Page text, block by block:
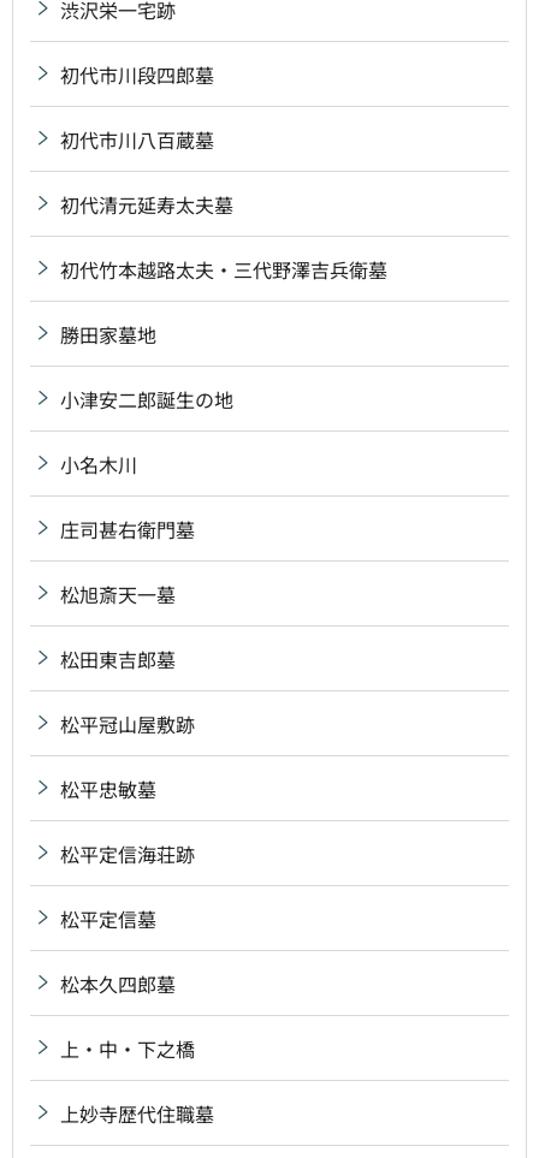
渋沢栄一宅跡
初代市川段四郎墓
初代市川八百蔵墓
初代清元延寿太夫墓
初代竹本越路太夫・三代野澤吉兵衛墓
勝田家墓地
小津安二郎誕生の地
小名木川
庄司甚右衛門墓
松旭斎天一墓
松田東吉郎墓
松平冠山屋敷跡
松平忠敏墓
松平定信海荘跡
松平定信墓
松本久四郎墓
上・中・下之橋
上妙寺歴代住職墓